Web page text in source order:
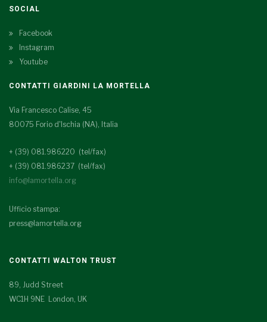
SOCIAL
Facebook
Instagram
Youtube
CONTATTI GIARDINI LA MORTELLA
Via Francesco Calise, 45
80075 Forio d'Ischia (NA), Italia
+ (39) 081.986220 (tel/fax)
+ (39) 081.986237 (tel/fax)
info@lamortella.org
Ufficio stampa:
press@lamortella.org
CONTATTI WALTON TRUST
89, Judd Street
WC1H 9NE London, UK